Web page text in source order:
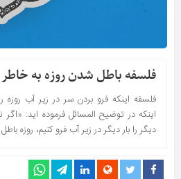
فلسفه باطل شدن روزه به
فلسفه اینکه فرو بردن سر در زیر آب
اینکه در توضیح المسائل فرموده اید:
دیگر را بار دیگر در زیر آب فرو کنیم، روزه